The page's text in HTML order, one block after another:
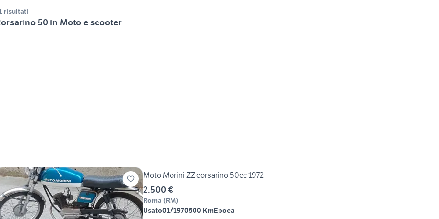
risultati
50 in Moto e scooter
Moto Morini ZZ corsarino 50cc 1972
2.500 €
Roma (RM)
Usato01/1970500 KmEpoca